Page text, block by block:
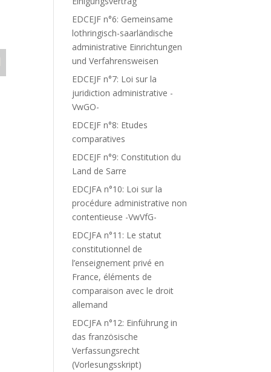
EDCEJF n°6: Gemeinsame
lothringisch-saarländische
administrative Einrichtungen
und Verfahrensweisen
EDCEJF n°7: Loi sur la
juridiction administrative -
VwGO-
EDCEJF n°8: Etudes
comparatives
EDCEJF n°9: Constitution du
Land de Sarre
EDCJFA n°10: Loi sur la
procédure administrative non
contentieuse -VwVfG-
EDCJFA n°11: Le statut
constitutionnel de
l’enseignement privé en
France, éléments de
comparaison avec le droit
allemand
EDCJFA n°12: Einführung in
das französische
Verfassungsrecht
(Vorlesungsskript)